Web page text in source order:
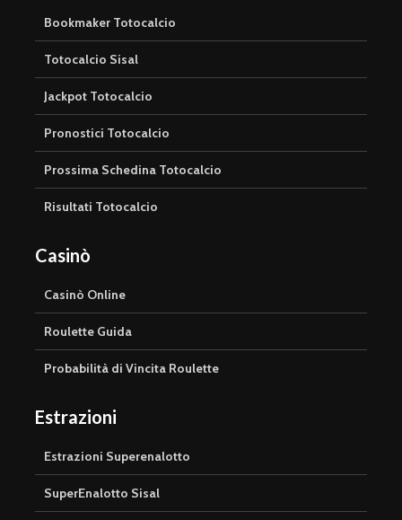
Bookmaker Totocalcio
Totocalcio Sisal
Jackpot Totocalcio
Pronostici Totocalcio
Prossima Schedina Totocalcio
Risultati Totocalcio
Casinò
Casinò Online
Roulette Guida
Probabilità di Vincita Roulette
Estrazioni
Estrazioni Superenalotto
SuperEnalotto Sisal